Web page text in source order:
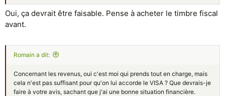
Oui, ça devrait être faisable. Pense à acheter le timbre fiscal
avant.
Rоmain a dit:
Concernant les revenus, oui c'est moi qui prends tout en charge, mais
cela n'est pas suffisant pour qu'on lui accorde le VISA ? Que devrais-je
faire à votre avis, sachant que j'ai une bonne situation financière.